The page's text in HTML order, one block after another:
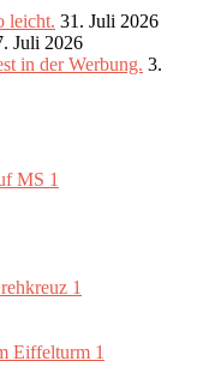
leicht. 31. Juli 2026
Juli 2026
in der Werbung. 3.
MS 1
1
Eiffelturm 1